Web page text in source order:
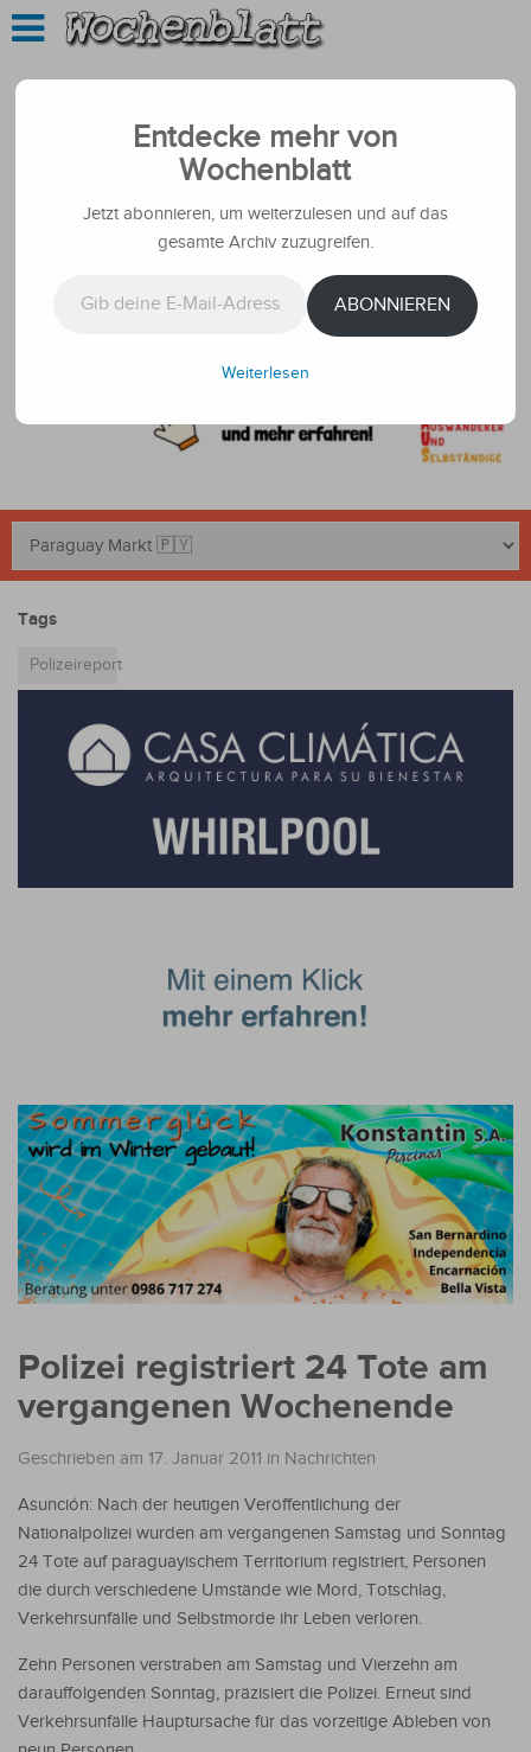
Tags
Polizeireport
Polizei registriert 24 Tote am
vergangenen Wochenende
Geschrieben am 17. Januar 2011 in Nachrichten
Asunción: Nach der heutigen Veröffentlichung der
Nationalpolizei wurden am vergangenen Samstag und Sonntag
24 Tote auf paraguayischem Territorium registriert, Personen
die durch verschiedene Umstände wie Mord, Totschlag,
Verkehrsunfälle und Selbstmorde ihr Leben verloren.
Zehn Personen verstraben am Samstag und Vierzehn am
darauffolgenden Sonntag, präzisiert die Polizei. Erneut sind
Verkehrsunfälle Hauptursache für das vorzeitige Ableben von
Entdecke mehr von
Wochenblatt
Jetzt abonnieren, um weiterzulesen und auf das
gesamte Archiv zuzugreifen.
ABONNIEREN
Weiterlesen